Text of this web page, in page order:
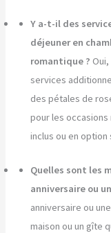
Y a-t-il des
déjeuner en
romantique ?
services
des pétales de
pour les
inclus ou en
Quelles sont les
anniversaire ou
anniversaire ou
maison ou un gîte